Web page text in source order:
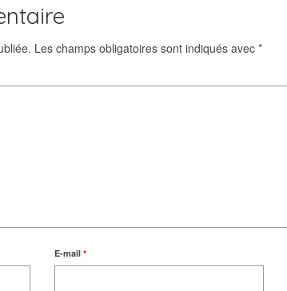
Les champs obligatoires sont indiqués avec *
E-mail *